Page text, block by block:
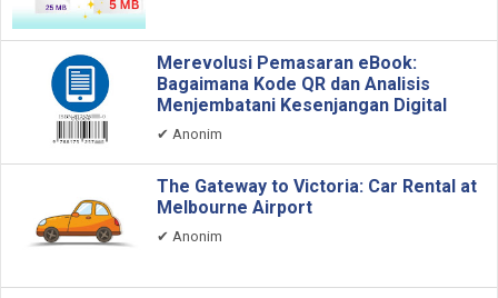
Merevolusi Pemasaran eBook:
Bagaimana Kode QR dan Analisis
Menjembatani Kesenjangan Digital
✔ Anonim
The Gateway to Victoria: Car Rental at
Melbourne Airport
✔ Anonim